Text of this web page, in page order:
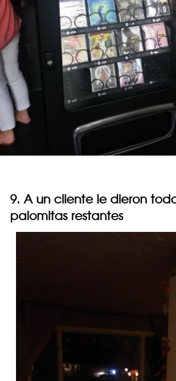
9. A un cliente le dieron
palomitas restantes